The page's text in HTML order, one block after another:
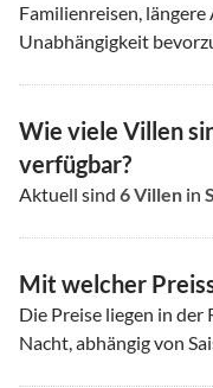
Familienreisen,
Unabhängigkeit
Wie viele Villen
verfügbar?
Aktuell sind 6Villen in
Mit welcher
Die Preise liegen in der
Nacht, abhängig von